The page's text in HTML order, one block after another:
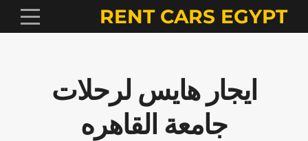
RENT CARS EGYPT
ايجار هايس لرحلات
جامعة القاهره